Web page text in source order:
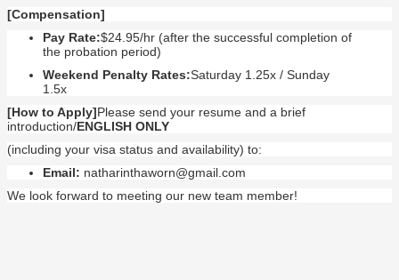
[Compensation]
Pay Rate:$24.95/hr (after the successful completion of
the probation period)
Weekend Penalty Rates:Saturday 1.25x / Sunday
1.5x
[How to Apply]Please send your resume and a brief
introduction/ENGLISH ONLY
(including your visa status and availability) to:
Email: natharinthaworn@gmail.com
We look forward to meeting our new team member!